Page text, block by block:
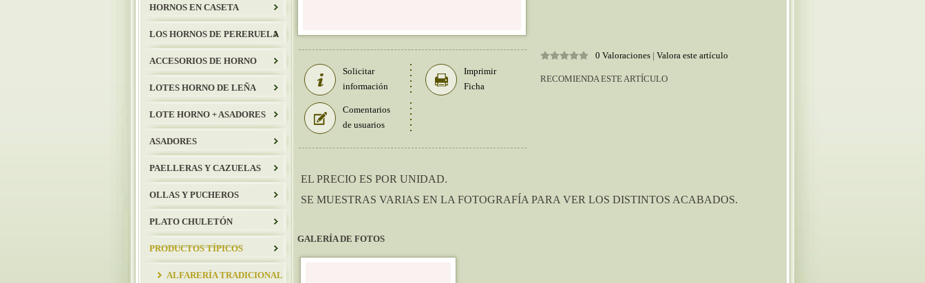
HORNOS EN CASETA
LOS HORNOS DE PERERUELA
ACCESORIOS DE HORNO
LOTES HORNO DE LEÑA
LOTE HORNO + ASADORES
ASADORES
PAELLERAS Y CAZUELAS
OLLAS Y PUCHEROS
PLATO CHULETÓN
PRODUCTOS TÍPICOS
ALFARERÍA TRADICIONAL
Solicitar
información
Comentarios
de usuarios
Imprimir
Ficha
0 Valoraciones| Valora este artículo
RECOMIENDA ESTE ARTÍCULO
EL PRECIO ES POR UNIDAD.
SE MUESTRAS VARIAS EN LA FOTOGRAFÍA PARA VER LOS DISTINTOS ACABADOS.
GALERÍA DE FOTOS